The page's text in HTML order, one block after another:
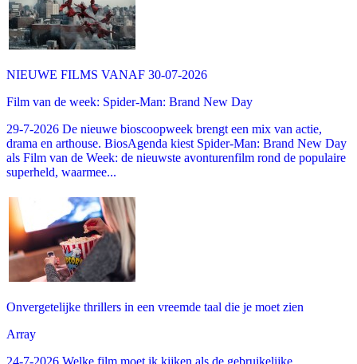
NIEUWE FILMS VANAF 30-07-2026
Film van de week: Spider-Man: Brand New Day
29-7-2026 De nieuwe bioscoopweek brengt een mix van actie,
drama en arthouse. BiosAgenda kiest Spider-Man: Brand New Day
als Film van de Week: de nieuwste avonturenfilm rond de populaire
superheld, waarmee...
Onvergetelijke thrillers in een vreemde taal die je moet zien
Array
24-7-2026 Welke film moet ik kijken als de gebruikelijke